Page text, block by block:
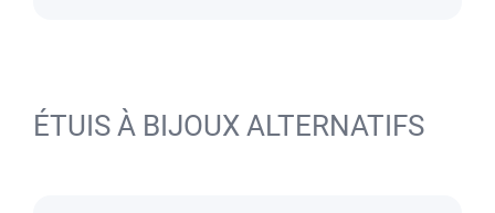
ÉTUIS À BIJOUX ALTERNATIFS